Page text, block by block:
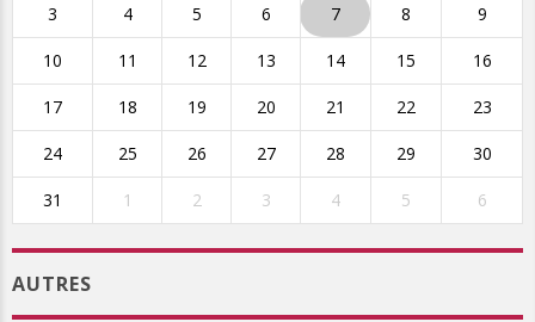
3 4 5 6 7 8 9
10 11 12 13 14 15 16
17 18 19 20 21 22 23
24 25 26 27 28 29 30
31 1 2 3 4 5 6
AUTRES